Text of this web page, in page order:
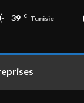
39 C Tunisie